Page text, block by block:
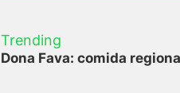
Trending
Dona Fava: comida